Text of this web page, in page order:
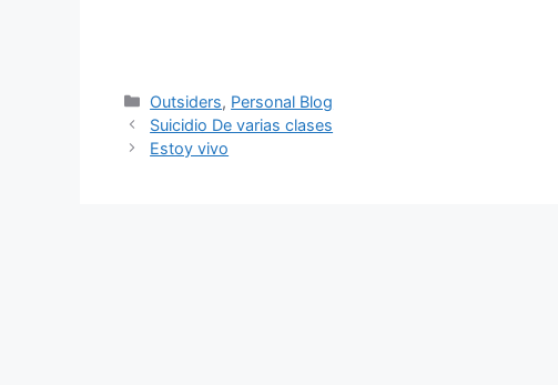
Categorías
Outsiders, Personal Blog
Suicidio De varias clases
Estoy vivo